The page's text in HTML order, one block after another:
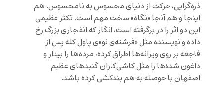
ذره‌گرایی، حرکت از دنیای محسوس به نامحسوس. هم
اینجا و هم آنجا «نگاه» سخت مهم است. تکثر عظیمی
این دو اثر را در برگرفته است، انگار که انفجاری بزرگ رخ
داده و نویسنده مثل «فرشته‌ی نو»ی پاول کله پس از
فاجعه بر روی ویرانه‌ها اطراق کرده، مرده‌ها را بیدار و
داغون شده‌ها را مثل کاشی‌کاران گنبدهای عظیم
اصفهان با حوصله به هم بندکشی کرده باشد.